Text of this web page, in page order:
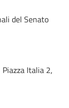
del Senato
Italia 2,